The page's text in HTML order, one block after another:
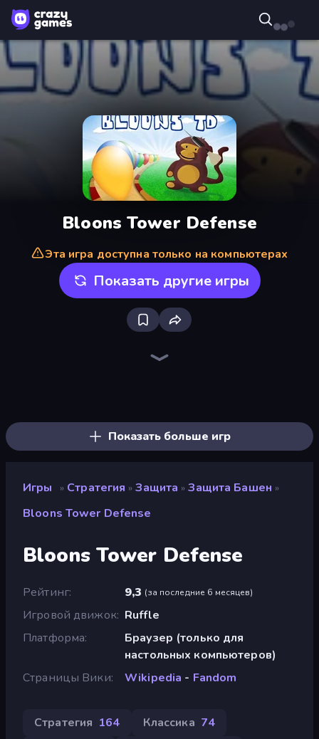
Bloons Tower Defense
Эта игра доступна только на компьютерах
Показать другие игры
Показать больше игр
Игры » Стратегия » Защита » Защита Башен »
Bloons Tower Defense
Bloons Tower Defense
Рейтинг 9,3 (за последние 6 месяцев)
Игровой движок Ruffle
Платформа
Браузер (только для
настольных компьютеров)
Страницы Вики
Wikipedia - Fandom
Стратегия 164 Классика 74